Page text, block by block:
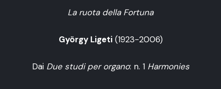
La ruota della Fortuna
György Ligeti(1923-2006)
Dai Due studi per organo: n. 1 Harmonies